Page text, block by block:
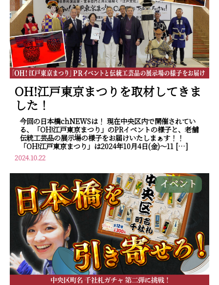
OH!江戸東京まつりを取材してきま
した！
今回の日本橋chNEWSは！ 現在中央区内で開催されてい
る、「OH!江戸東京まつり」のPRイベントの様子と、老舗
伝統工芸品の展示場の様子をお届けいたしまぁす！！
「OH!江戸東京まつり」は2024年10月4日(金)～11 […]
2024.10.22
イベント